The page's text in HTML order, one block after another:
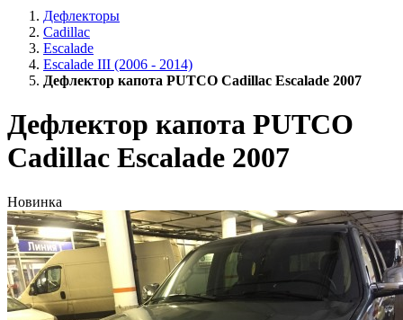
Дефлекторы
Cadillac
Escalade
Escalade III (2006 - 2014)
Дефлектор капота PUTCO Cadillac Escalade 2007
Дефлектор капота PUTCO
Cadillac Escalade 2007
Новинка